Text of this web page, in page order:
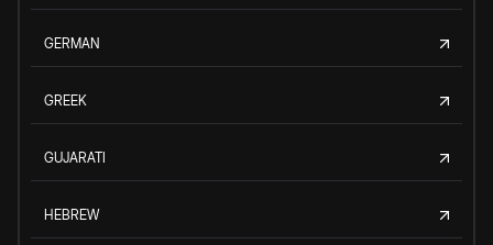
GERMAN
GREEK
GUJARATI
HEBREW